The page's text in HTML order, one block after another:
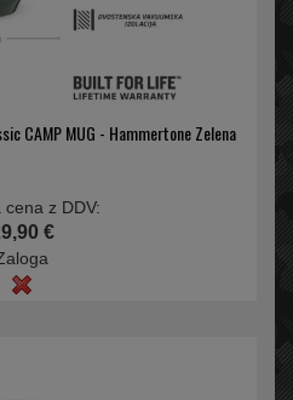
CAMP MUG - Hammertone Zelena
cena z DDV:
€